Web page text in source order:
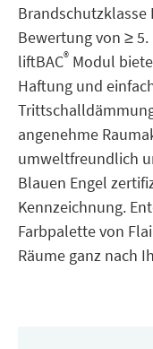
Bewertung von ≥
liftBAC® Modul
Haftung und
angenehme
umweltfreundlich
Blauen Engel
Kennzeichnung.
Farbpalette von
Räume ganz nach